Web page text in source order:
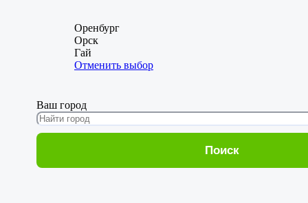
Оренбург
Орск
Гай
Отменить выбор
Ваш город
Поиск